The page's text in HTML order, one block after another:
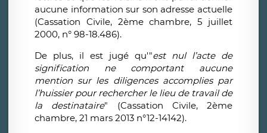
aucune information sur son adresse actuelle
(Cassation Civile, 2ème chambre, 5 juillet
2000, n° 98-18.486).
De plus, il est jugé qu'"est nul l’acte de
signification ne comportant aucune
mention sur les diligences accomplies par
l’huissier pour rechercher le lieu de travail de
la destinataire" (Cassation Civile, 2ème
chambre, 21 mars 2013 n°12-14142).